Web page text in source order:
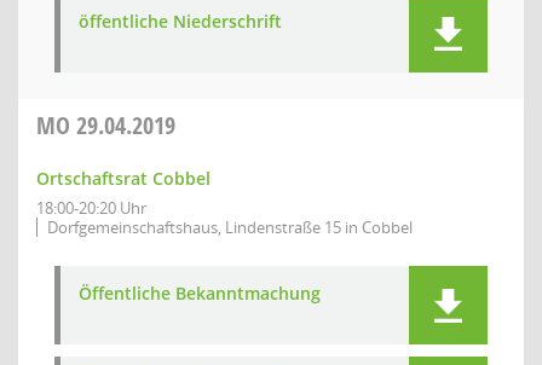
öffentliche Niederschrift
MO 29.04.2019
Ortschaftsrat Cobbel
18:00-20:20 Uhr
Dorfgemeinschaftshaus, Lindenstraße 15 in Cobbel
Öffentliche Bekanntmachung